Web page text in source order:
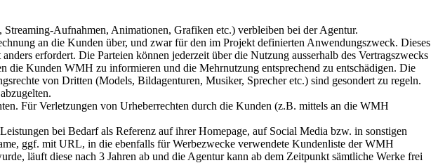
Aufnahmen, Animationen, Grafiken etc.) verbleiben bei der Agentur.
an die Kunden über, und zwar für den im Projekt definierten Anwendungszweck. Dieses
erfordert. Die Parteien können jederzeit über die Nutzung ausserhalb des Vertragszwecks
die Kunden WMH zu informieren und die Mehrnutzung entsprechend zu entschädigen. Die
von Dritten (Models, Bildagenturen, Musiker, Sprecher etc.) sind gesondert zu regeln.
Für Verletzungen von Urheberrechten durch die Kunden (z.B. mittels an die WMH
bei Bedarf als Referenz auf ihrer Homepage, auf Social Media bzw. in sonstigen
ggf. mit URL, in die ebenfalls für Werbezwecke verwendete Kundenliste der WMH
läuft diese nach 3 Jahren ab und die Agentur kann ab dem Zeitpunkt sämtliche Werke frei